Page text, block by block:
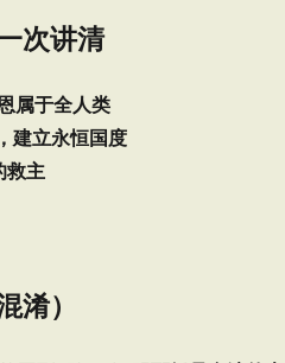
次讲清
属于全人类
建立永恒国度
救主
）